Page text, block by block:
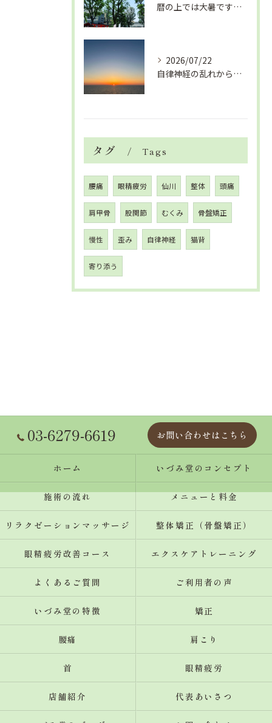
暦の上では大暑です！腰痛や肩こりから来る頭痛
2026/07/22
自律神経の乱れから生活習慣病、血液循環の滞り
タグ Tags
腰痛 眼精疲労 仙川 整体 頭痛
肩甲骨 股関節 むくみ 骨盤矯正
慢性 歪み 自律神経 猫背
寄り添う
03-6279-6619 お問い合わせはこちら
ホーム いづみ堂のコンセプト
施術の流れ メニューと料金
リラクゼーションマッサージ 整体矯正（骨盤矯正）
眼精疲労改善コース エクスケアトレーニング
よくあるご質問 ご利用者の声
いづみ堂の特徴 矯正
腰痛 肩こり
首 眼精疲労
店舗紹介 代表あいさつ